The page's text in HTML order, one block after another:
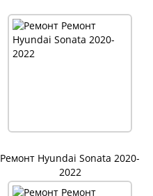
Ремонт Hyundai Sonata 2020-
2022